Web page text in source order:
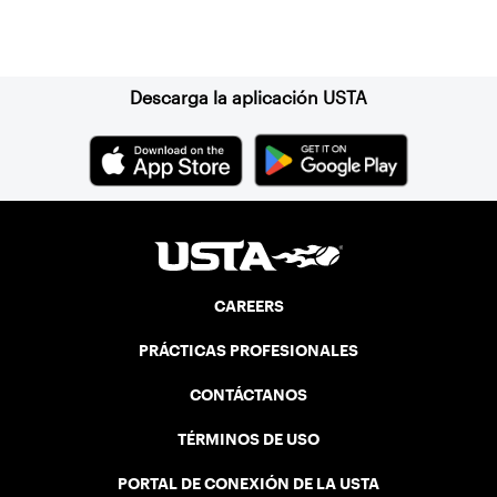
Descarga la aplicación USTA
CAREERS
PRÁCTICAS PROFESIONALES
CONTÁCTANOS
TÉRMINOS DE USO
PORTAL DE CONEXIÓN DE LA USTA